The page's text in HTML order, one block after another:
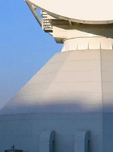
협력업체 행동규범
계약조건과 지침
행동규범
데이터 보호 선언